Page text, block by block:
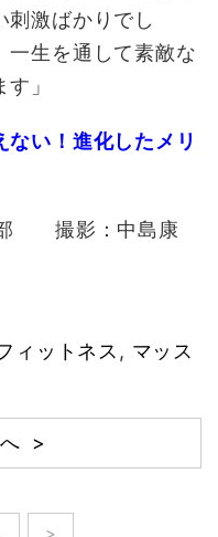
刺激ばかりでし
一生を通して素敵な
」
い！進化したメリ
部 撮影：中島康
ィットネス , マッス
>